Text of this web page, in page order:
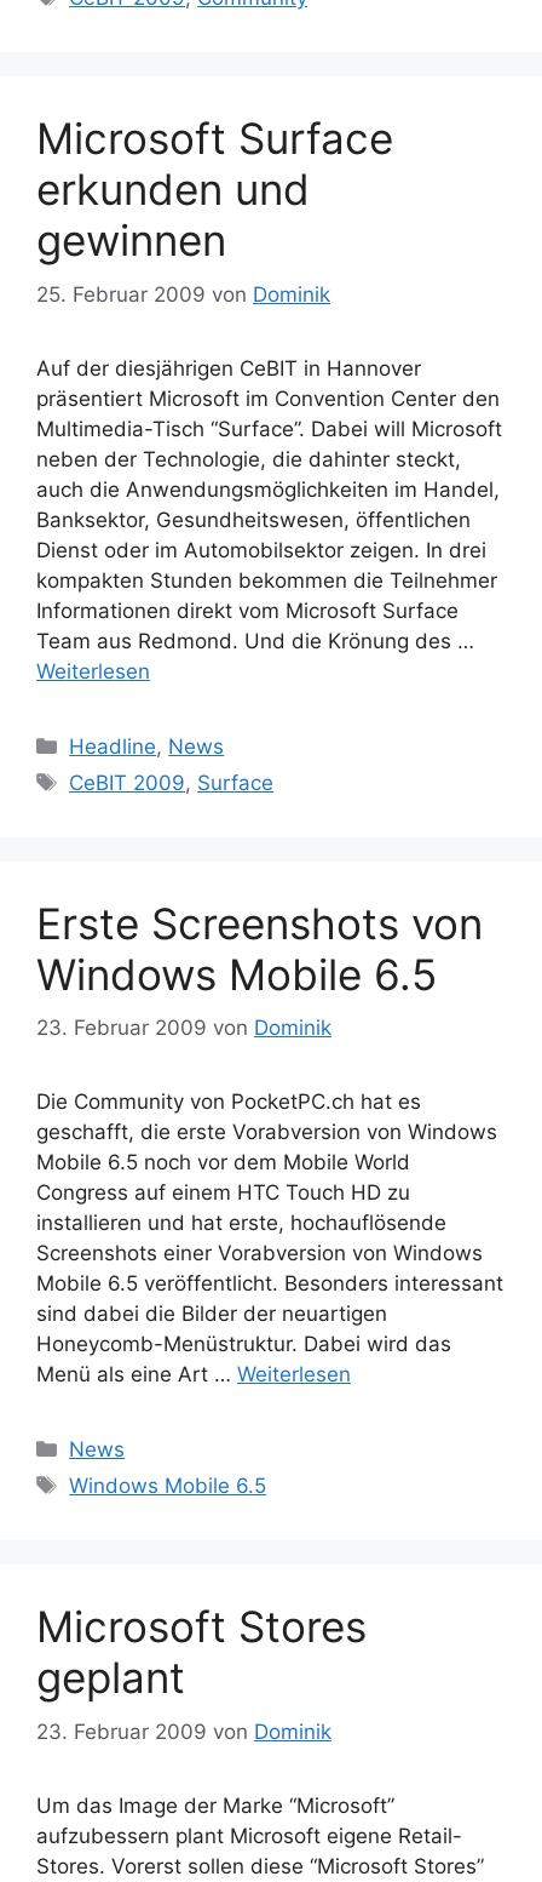
Microsoft Surface
erkunden und
gewinnen
25. Februar 2009 von Dominik
Auf der diesjährigen CeBIT in Hannover
präsentiert Microsoft im Convention Center den
Multimedia-Tisch “Surface”. Dabei will Microsoft
neben der Technologie, die dahinter steckt,
auch die Anwendungsmöglichkeiten im Handel,
Banksektor, Gesundheitswesen, öffentlichen
Dienst oder im Automobilsektor zeigen. In drei
kompakten Stunden bekommen die Teilnehmer
Informationen direkt vom Microsoft Surface
Team aus Redmond. Und die Krönung des …
Weiterlesen
Kategorien
Headline, News
Schlagwörter
CeBIT 2009, Surface
Erste Screenshots von
Windows Mobile 6.5
23. Februar 2009 von Dominik
Die Community von PocketPC.ch hat es
geschafft, die erste Vorabversion von Windows
Mobile 6.5 noch vor dem Mobile World
Congress auf einem HTC Touch HD zu
installieren und hat erste, hochauflösende
Screenshots einer Vorabversion von Windows
Mobile 6.5 veröffentlicht. Besonders interessant
sind dabei die Bilder der neuartigen
Honeycomb-Menüstruktur. Dabei wird das
Menü als eine Art … Weiterlesen
Kategorien
News
Schlagwörter
Windows Mobile 6.5
Microsoft Stores
geplant
23. Februar 2009 von Dominik
Um das Image der Marke “Microsoft”
aufzubessern plant Microsoft eigene Retail-
Stores. Vorerst sollen diese “Microsoft Stores”